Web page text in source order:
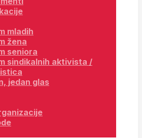
mladih
žena
seniora
sindikalnih aktivista /
jedan glas